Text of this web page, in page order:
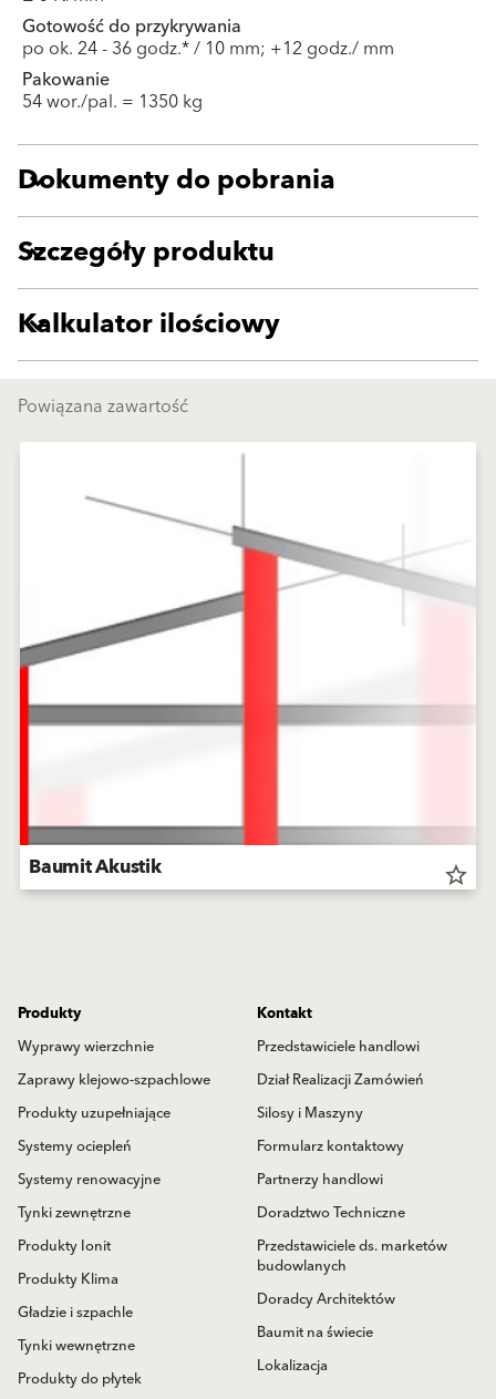
Gotowość do przykrywania
po ok. 24 - 36 godz.* / 10 mm; +12 godz./ mm
Pakowanie
54 wor./pal. = 1350 kg
Dokumenty do pobrania
Szczegóły produktu
Kalkulator ilościowy
Powiązana zawartość
Baumit Akustik star_border
Produkty
Wyprawy wierzchnie
Zaprawy klejowo-szpachlowe
Produkty uzupełniające
Systemy ociepleń
Systemy renowacyjne
Tynki zewnętrzne
Produkty Ionit
Produkty Klima
Gładzie i szpachle
Tynki wewnętrzne
Produkty do płytek
Kontakt
Przedstawiciele handlowi
Dział Realizacji Zamówień
Silosy i Maszyny
Formularz kontaktowy
Partnerzy handlowi
Doradztwo Techniczne
Przedstawiciele ds. marketów
budowlanych
Doradcy Architektów
Baumit na świecie
Lokalizacja